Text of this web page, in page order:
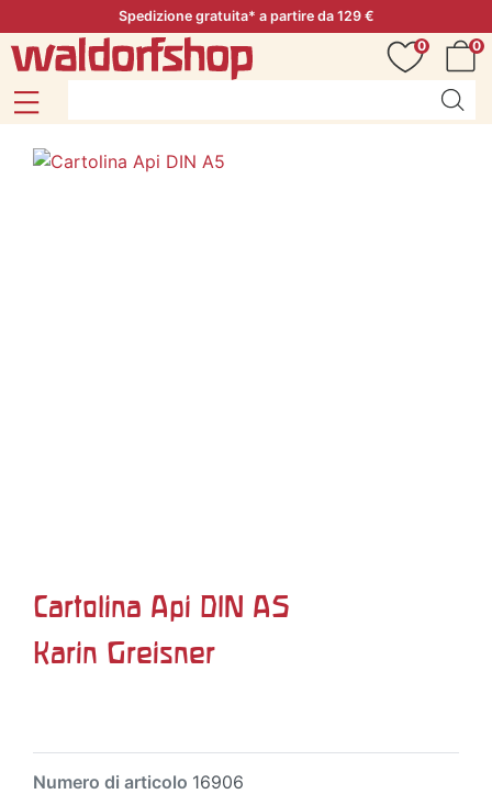
Spedizione gratuita* a partire da 129 €
0
0
Cartolina Api DIN A5
Karin Greisner
Numero di articolo 16906